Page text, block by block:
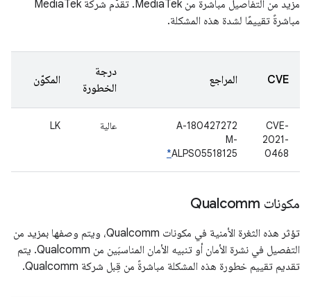
مزيد من التفاصيل مباشرةً من MediaTek. تقدّم شركة MediaTek
مباشرةً تقييمًا لشدة هذه المشكلة.
CVE المراجع
درجة
الخطورة
المكوّن
CVE-
2021-
0468
A-180427272
M-
ALPS05518125
*
عالية LK
مكونات Qualcomm
تؤثر هذه الثغرة الأمنية في مكونات Qualcomm، ويتم وصفها بمزيد من
التفصيل في نشرة الأمان أو تنبيه الأمان المناسبَين من Qualcomm. يتم
تقديم تقييم خطورة هذه المشكلة مباشرةً من قِبل شركة Qualcomm.